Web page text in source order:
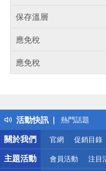
保存溫層
應免稅
應免稅
活動快訊
得獎公告
熱門話題
銀行優惠
偏遠地區配送
詐騙網頁！請
關於我們
官網 促銷目錄
主題活動 會員活動 注目